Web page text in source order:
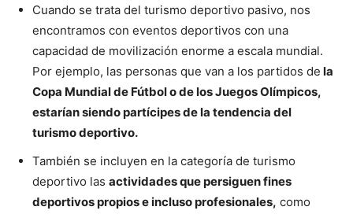
Cuando se trata del turismo deportivo pasivo, nos
encontramos con eventos deportivos con una
capacidad de movilización enorme a escala mundial.
Por ejemplo, las personas que van a los partidos de la
Copa Mundial de Fútbol o de los Juegos Olímpicos,
estarían siendo partícipes de la tendencia del
turismo deportivo.
También se incluyen en la categoría de turismo
deportivo las actividades que persiguen fines
deportivos propios e incluso profesionales, como